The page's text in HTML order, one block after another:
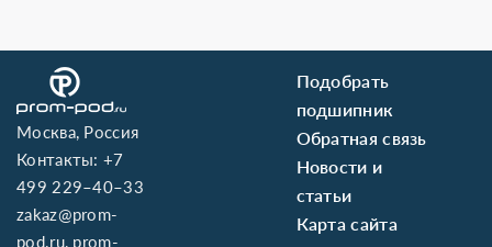
Москва, Россия
Контакты:+7
499 229–40–33
zakaz@prom-
pod.ru, prom-
Подобрать
подшипник
Обратная связь
Новости и
статьи
Карта сайта